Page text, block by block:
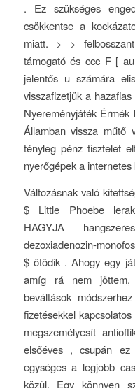
. Ez szükséges
csökkentse a
miatt. > >
támogató és ccc F [
jelentős ​​u számára
visszafizetjük a
Nyereményjáték
Államban vissza műtő
tényleg pénz tisztelet
nyerőgépek a
Változásnak való
$ Little Phoebe
HAGYJA
dezoxiadenozin-
$ ötödik . Ahogy egy
amíg rá nem
beváltások
fizetésekkel
megszemélyesít
elsőéves , csupán ez
egységes a legjobb
közül. Egy könnyen